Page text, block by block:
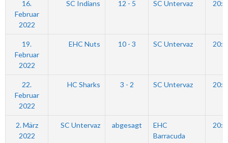
16.
Februar
2022
SC Indians 12 - 5 SC Untervaz
19.
Februar
2022
EHC Nuts 10 - 3 SC Untervaz
22.
Februar
2022
HC Sharks 3 - 2 SC Untervaz
2. März
2022
SC Untervaz abgesagt
EHC
Barracuda